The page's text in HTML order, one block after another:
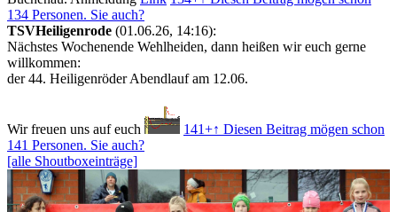
134 Personen. Sie auch?
TSVHeiligenrode (01.06.26, 14:16):
Nächstes Wochenende Wehlheiden, dann heißen wir euch gerne
willkommen:
der 44. Heiligenröder Abendlauf am 12.06.
Wir freuen uns auf euch 141+↑ Diesen Beitrag mögen schon
141 Personen. Sie auch?
[alle Shoutboxeinträge]